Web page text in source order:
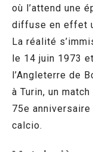
où l’attend une
diffuse en effet
La réalité
le 14 juin 1973
l’Angleterre de
à Turin, un
75e
calcio.